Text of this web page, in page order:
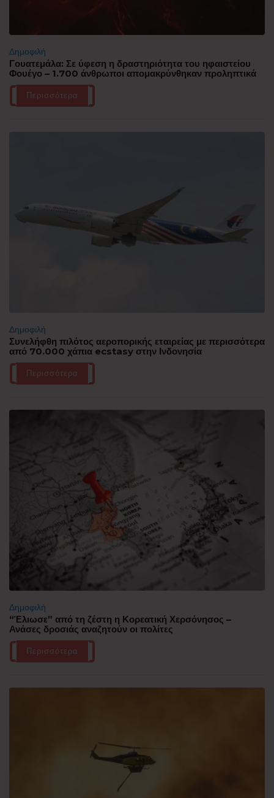
Δημοφιλή
Γουατεμάλα: Σε ύφεση η δραστηριότητα του ηφαιστείου
Φουέγο – 1.700 άνθρωποι απομακρύνθηκαν προληπτικά
Περισσότερα
Δημοφιλή
Συνελήφθη πιλότος αεροπορικής εταιρείας με περισσότερα
από 70.000 χάπια ecstasy στην Ινδονησία
Περισσότερα
Δημοφιλή
“Έλιωσε” από τη ζέστη η Κορεατική Χερσόνησος –
Ανάσες δροσιάς αναζητούν οι πολίτες
Περισσότερα